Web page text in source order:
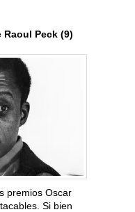
Raoul Peck (9)
premios Oscar
Si bien